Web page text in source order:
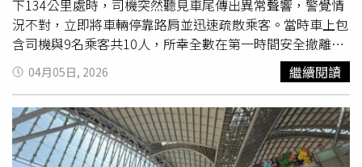
下134公里處時，司機突然聽見車尾傳出異常聲響，警覺情
況不對，立即將車輛停靠路肩並迅速疏散乘客。當時車上包
含司機與9名乘客共10人，所幸全數在第一時間安全撤離，
未造成任何人員傷亡，然而巴士後方引擎隨即起火，濃煙不
斷竄出，火勢一度嚇壞現場用路人，苗栗縣消防局獲報後，
立即派遣消防車趕往現場灌救，經過約20分鐘努力，順利將
火勢撲滅，避免災情擴大，這起火燒車事件仍對南北向車流
造成明顯影響，車速一度放緩，形成壅塞。更驚險的是，就
在南下路段發生火燒車的同時，對向北上車道125公里與
04月05日, 2026 繼續閱讀